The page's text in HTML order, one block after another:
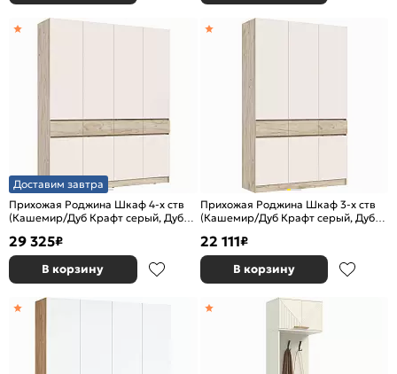
Доставим завтра
Прихожая Роджина Шкаф 4-х ств
(Кашемир/Дуб Крафт серый, Дуб
29 325₽
В корзину
Прихожая Роджина Шкаф 3-х ств
(Кашемир/Дуб Крафт серый, Дуб
22 111₽
В корзину